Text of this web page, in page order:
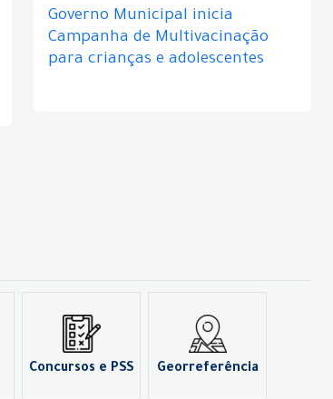
Governo Municipal inicia
Campanha de Multivacinação
para crianças e adolescentes
Concursos e PSS Georreferência